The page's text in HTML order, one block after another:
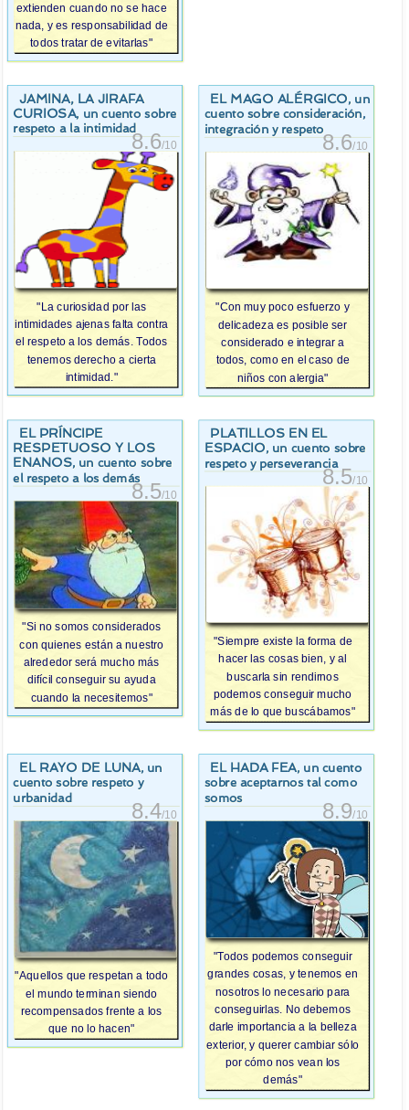
extienden cuando no se hace
nada, y es responsabilidad de
todos tratar de evitarlas"
JAMINA, LA JIRAFA
CURIOSA, un cuento sobre
respeto a la intimidad
8.6/10
"La curiosidad por las
intimidades ajenas falta contra
el respeto a los demás. Todos
tenemos derecho a cierta
intimidad."
EL MAGO ALÉRGICO, un
cuento sobre consideración,
integración y respeto
8.6/10
"Con muy poco esfuerzo y
delicadeza es posible ser
considerado e integrar a
todos, como en el caso de
niños con alergia"
EL PRÍNCIPE
RESPETUOSO Y LOS
ENANOS, un cuento sobre
el respeto a los demás
8.5/10
"Si no somos considerados
con quienes están a nuestro
alrededor será mucho más
difícil conseguir su ayuda
cuando la necesitemos"
PLATILLOS EN EL
ESPACIO, un cuento sobre
respeto y perseverancia
8.5/10
"Siempre existe la forma de
hacer las cosas bien, y al
buscarla sin rendirnos
podemos conseguir mucho
más de lo que buscábamos"
EL RAYO DE LUNA, un
cuento sobre respeto y
urbanidad
8.4/10
"Aquellos que respetan a todo
el mundo terminan siendo
recompensados frente a los
que no lo hacen"
EL HADA FEA, un cuento
sobre aceptarnos tal como
somos
8.9/10
"Todos podemos conseguir
grandes cosas, y tenemos en
nosotros lo necesario para
conseguirlas. No debemos
darle importancia a la belleza
exterior, y querer cambiar sólo
por cómo nos vean los
demás"